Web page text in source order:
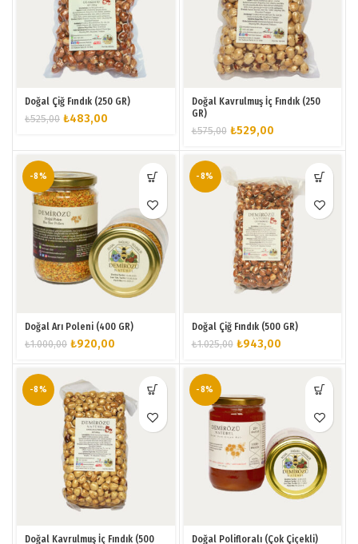
Doğal Çiğ Fındık (250 GR)
₺525,00 Orijinal
₺483,00
Doğal Kavrulmuş İç Fındık (250
GR)
₺575,00 Orijinal
₺529,00Şu
₺529,00.
-8%
Doğal Arı Poleni (400 GR)
₺1.000,00 Orijinal
₺920,00
₺920,00.
-8%
Doğal Çiğ Fındık (500 GR)
₺1.025,00 Orijinal
₺943,00Şu
₺943,00.
-8%
Doğal Kavrulmuş İç Fındık (500
-8%
Doğal Polifloralı (Çok Çiçekli)